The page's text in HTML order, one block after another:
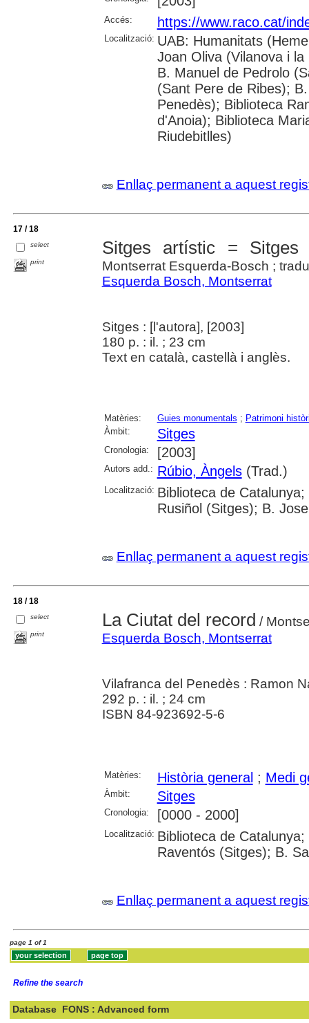
Accés: https://www.raco.cat/
Localització: UAB: Humanitats
Joan Oliva (Vilanova i
B. Manuel de Pedrolo
(Sant Pere de Ribes);
Penedès); Biblioteca
d'Anoia); Biblioteca
Riudebitlles)
Enllaç permanent a aquest
17 / 18
select
print
Sitges artístic =
Montserrat Esquerda-Bosch ;
Esquerda Bosch, Montserrat
Sitges : [l'autora], [2003]
180 p. : il. ; 23 cm
Text en català, castellà i anglès.
Matèries: Guies monumentals ; Patrimoni
Àmbit:
Sitges
Cronologia: [2003]
Autors add.: Rúbio, Àngels(Trad.)
Localització: Biblioteca de
Rusiñol (Sitges); B.
Enllaç permanent a aquest
18 / 18
select
print
La Ciutat del record /
Esquerda Bosch, Montserrat
Vilafranca del Penedès : Ramon
292 p. : il. ; 24 cm
ISBN 84-923692-5-6
Matèries: Història general ; Medi
Àmbit: Sitges
Cronologia: [0000 - 2000]
Localització: Biblioteca de
Raventós (Sitges); B.
Enllaç permanent a aquest
page 1 of 1
Refine the search
Database FONS : Advanced form